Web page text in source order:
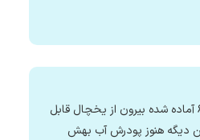
سلام شربت فارمنتین ۶۴۳ آماده شده بیرون از یخچال قابل
دیگه هنوز پودرش آب بهش